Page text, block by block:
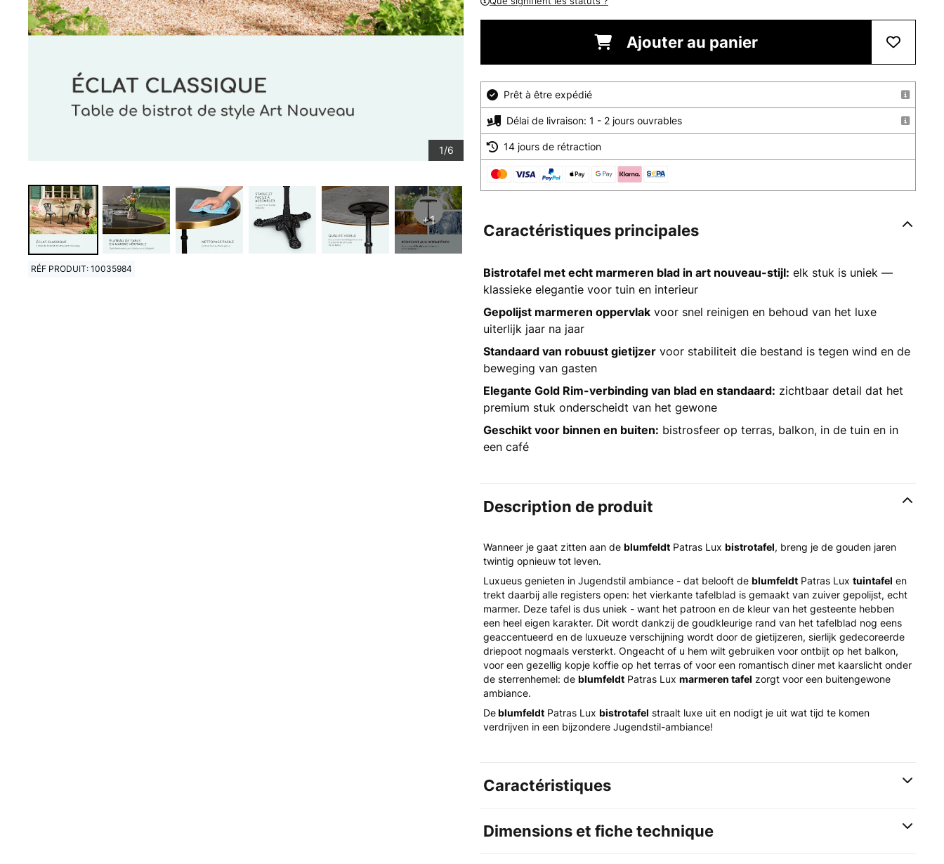
1/6
+1
RÉF PRODUIT: 10035984
Ajouter au panier
Prêt à être expédié
Délai de livraison: 1 - 2 jours ouvrables
14 jours de rétraction
Caractéristiques principales
Bistrotafel met echt marmeren blad in art nouveau-stijl: elk stuk is uniek —
klassieke elegantie voor tuin en interieur
Gepolijst marmeren oppervlak voor snel reinigen en behoud van het luxe
uiterlijk jaar na jaar
Standaard van robuust gietijzer voor stabiliteit die bestand is tegen wind en de
beweging van gasten
Elegante Gold Rim-verbinding van blad en standaard: zichtbaar detail dat het
premium stuk onderscheidt van het gewone
Geschikt voor binnen en buiten: bistrosfeer op terras, balkon, in de tuin en in
een café
Description de produit
Wanneer je gaat zitten aan de blumfeldt Patras Lux bistrotafel, breng je de gouden jaren
twintig opnieuw tot leven.
Luxueus genieten in Jugendstil ambiance - dat belooft de blumfeldt Patras Lux tuintafel en
trekt daarbij alle registers open: het vierkante tafelblad is gemaakt van zuiver gepolijst, echt
marmer. Deze tafel is dus uniek - want het patroon en de kleur van het gesteente hebben
een heel eigen karakter. Dit wordt dankzij de goudkleurige rand van het tafelblad nog eens
geaccentueerd en de luxueuze verschijning wordt door de gietijzeren, sierlijk gedecoreerde
driepoot nogmaals versterkt. Ongeacht of u hem wilt gebruiken voor ontbijt op het balkon,
voor een gezellig kopje koffie op het terras of voor een romantisch diner met kaarslicht onder
de sterrenhemel: de blumfeldt Patras Lux marmeren tafel zorgt voor een buitengewone
ambiance.
Deblumfeldt Patras Lux bistrotafel straalt luxe uit en nodigt je uit wat tijd te komen
verdrijven in een bijzondere Jugendstil-ambiance!
Caractéristiques
Dimensions et fiche technique